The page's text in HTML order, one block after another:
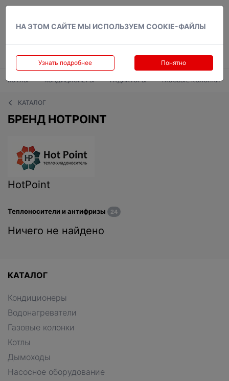
НА ЭТОМ САЙТЕ МЫ ИСПОЛЬЗУЕМ COOKIE-ФАЙЛЫ
Узнать подробнее Понятно
КОТЛЫ КОНДИЦИОНЕРЫ РАДИАТОРЫ ГАЗОВЫЕ КОЛОНКИ
КАТАЛОГ
БРЕНД HOTPOINT
HotPoint
Теплоносители и антифризы 24
Ничего не найдено
КАТАЛОГ
Кондиционеры
Водонагреватели
Газовые колонки
Котлы
Дымоходы
Насосное оборудование